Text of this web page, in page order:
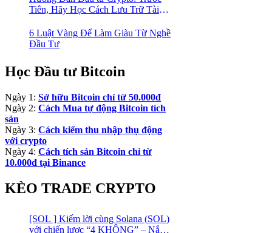
Tiên, Hãy Học Cách Lưu Trữ Tài
6 Luật Vàng Để Làm Giàu Từ Nghề
Đầu Tư
Học Đầu tư Bitcoin
Ngày 1: Sở hữu Bitcoin chỉ từ 50.000đ
Ngày 2: Cách Mua tự động Bitcoin tích
sản
Ngày 3: Cách kiếm thu nhập thụ động
với crypto
Ngày 4: Cách tích sản Bitcoin chỉ từ
10.000đ tại Binance
KÈO TRADE CRYPTO
[SOL ] Kiếm lời cùng Solana (SOL)
với chiến lược “4 KHÔNG” – Nắm